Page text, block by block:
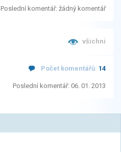
Poslední komentář: žádný komentář
všichni
Počet komentářů: 14
Poslední komentář: 06. 01. 2013